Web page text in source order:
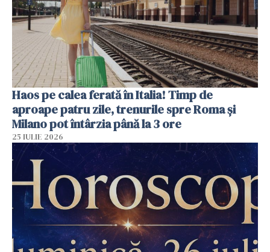
Haos pe calea ferată în Italia! Timp de
aproape patru zile, trenurile spre Roma și
Milano pot întârzia până la 3 ore
25 IULIE 2026